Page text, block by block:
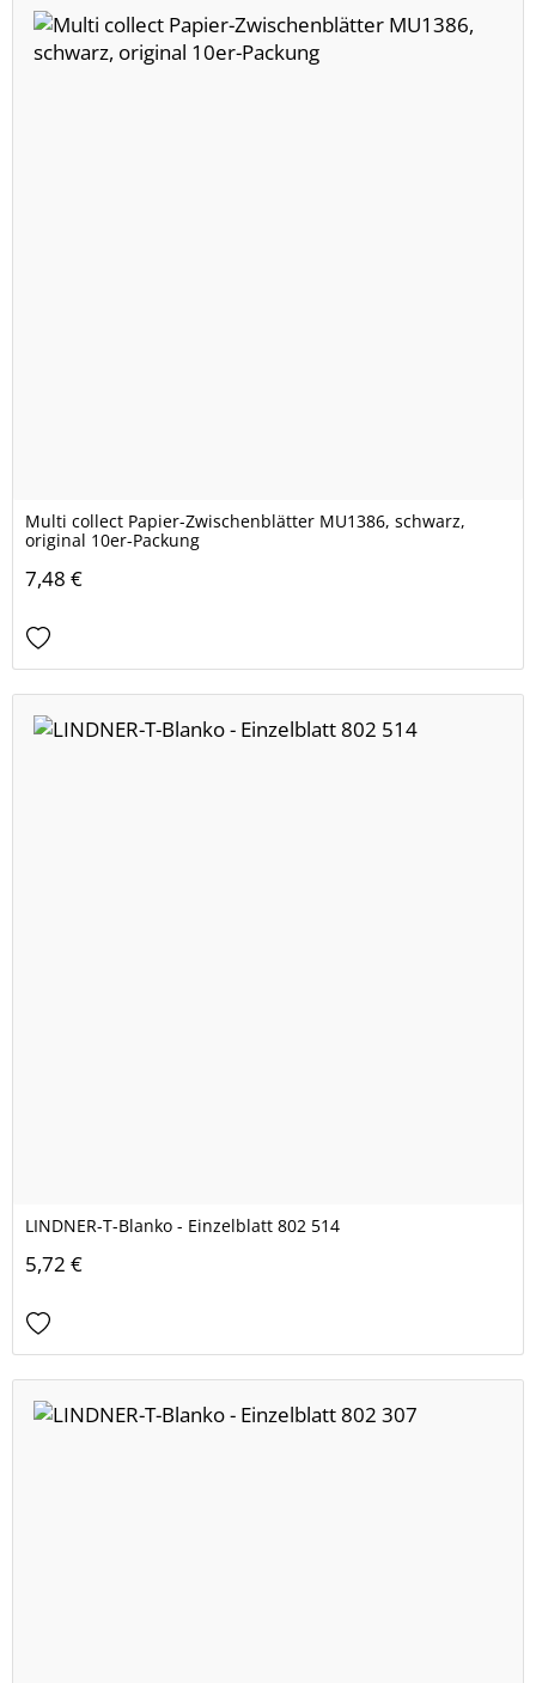
Multi collect Papier-Zwischenblätter MU1386, schwarz,
original 10er-Packung
7,48 €
LINDNER-T-Blanko - Einzelblatt 802 514
5,72 €